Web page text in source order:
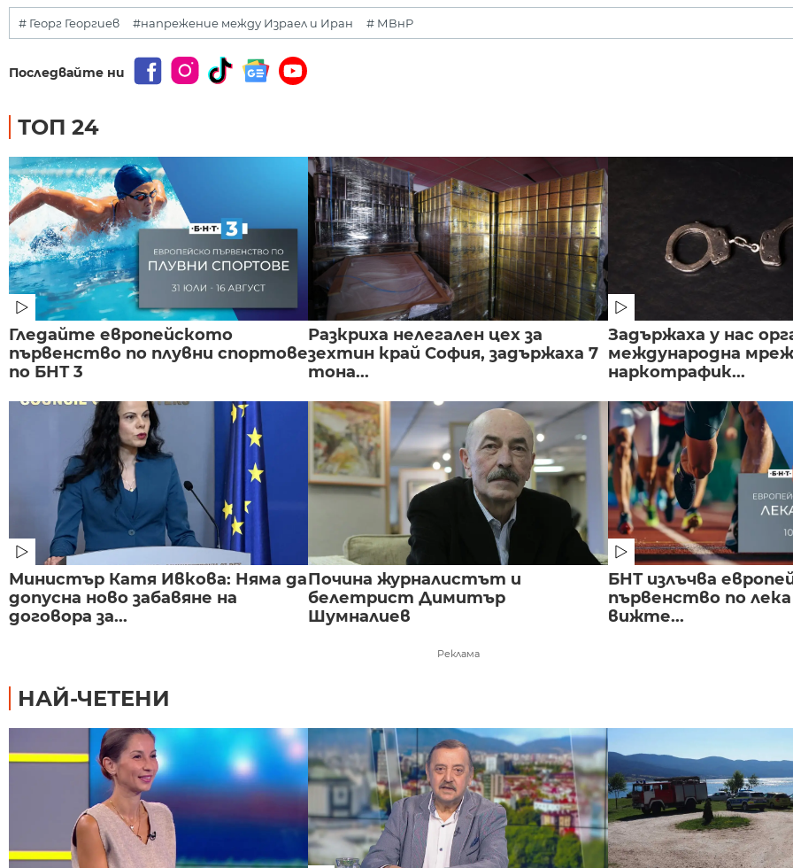
# Георг Георгиев #напрежение между Израел и Иран # МВнР
Последвайте ни
ТОП 24
Гледайте европейското
първенство по плувни спортове
по БНТ 3
Разкриха нелегален цех за
зехтин край София, задържаха 7
тона...
Задържаха у нас
международна
наркотрафик...
Министър Катя Ивкова: Няма да
допусна ново забавяне на
договора за...
Почина журналистът и
белетрист Димитър
Шумналиев
БНТ излъчва
първенство по
вижте...
Реклама
НАЙ-ЧЕТЕНИ